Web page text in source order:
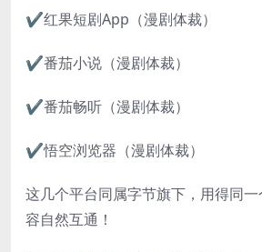
✔红果短剧App（漫剧体裁）
✔番茄小说（漫剧体裁）
✔番茄畅听（漫剧体裁）
✔悟空浏览器（漫剧体裁）
这几个平台同属字节旗下，用得同
容自然互通！